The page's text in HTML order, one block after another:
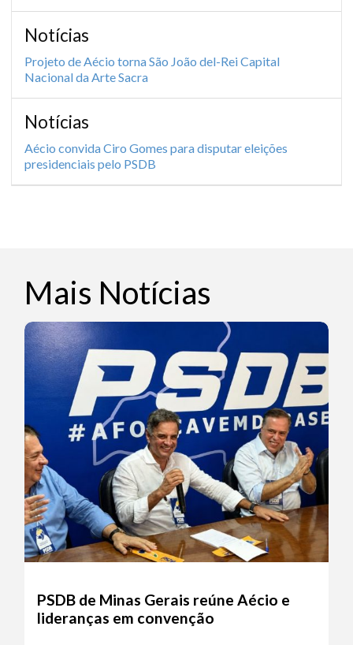
Notícias
Projeto de Aécio torna São João del-Rei Capital
Nacional da Arte Sacra
Notícias
Aécio convida Ciro Gomes para disputar eleições
presidenciais pelo PSDB
Mais Notícias
PSDB de Minas Gerais reúne Aécio e
lideranças em convenção